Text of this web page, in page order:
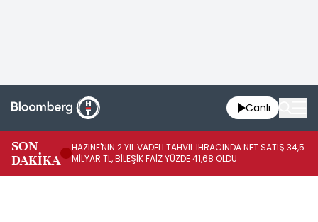
Canlı
SON
DAKİKA
HAZİNE'NİN 2 YIL VADELİ TAHVİL İHRACINDA NET SATIŞ 34,5
MİLYAR TL, BİLEŞİK FAİZ YÜZDE 41,68 OLDU